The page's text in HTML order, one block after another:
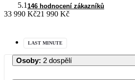
5.1 146 hodnocení zákazníků
33 990 Kč21 990 Kč
LAST MINUTE
Osoby: 2 dospělí